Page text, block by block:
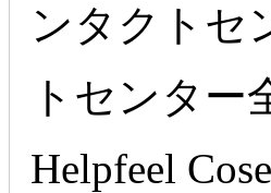
ンタクトセ
トセンター
Helpfeel